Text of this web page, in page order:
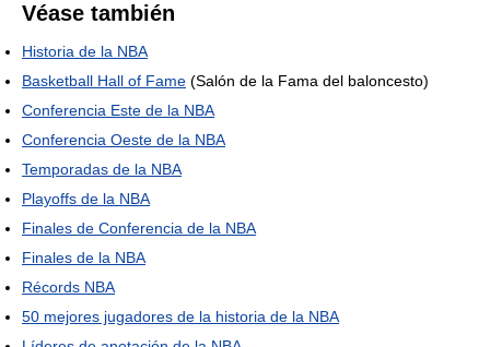
Véase también
Historia de la NBA
Basketball Hall of Fame (Salón de la Fama del baloncesto)
Conferencia Este de la NBA
Conferencia Oeste de la NBA
Temporadas de la NBA
Playoffs de la NBA
Finales de Conferencia de la NBA
Finales de la NBA
Récords NBA
50 mejores jugadores de la historia de la NBA